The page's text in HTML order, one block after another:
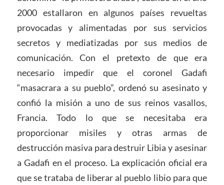
2000 estallaron en algunos países revueltas
provocadas y alimentadas por sus servicios
secretos y mediatizadas por sus medios de
comunicación. Con el pretexto de que era
necesario impedir que el coronel Gadafi
“masacrara a su pueblo”, ordenó su asesinato y
confió la misión a uno de sus reinos vasallos,
Francia. Todo lo que se necesitaba era
proporcionar misiles y otras armas de
destrucción masiva para destruir Libia y asesinar
a Gadafi en el proceso. La explicación oficial era
que se trataba de liberar al pueblo libio para que